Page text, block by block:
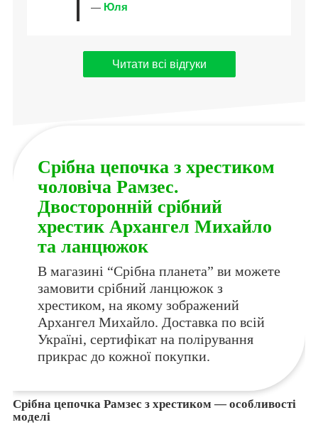
— Юля
Читати всі відгуки
Срібна цепочка з хрестиком
чоловіча Рамзес.
Двосторонній срібний
хрестик Архангел Михайло
та ланцюжок
В магазині “Срібна планета” ви можете
замовити срібний ланцюжок з
хрестиком, на якому зображений
Архангел Михайло. Доставка по всій
Україні, сертифікат на полірування
прикрас до кожної покупки.
Срібна цепочка Рамзес з хрестиком — особливості
моделі